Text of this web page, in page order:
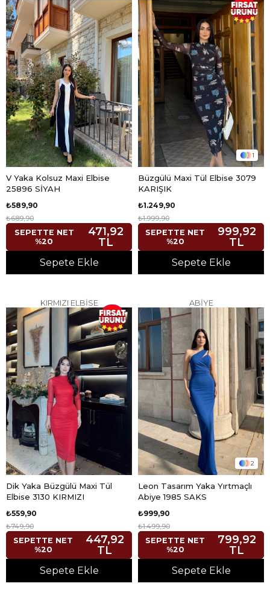
V Yaka Kolsuz Maxi Elbise
25896 SİYAH
₺589,90
₺689,90
SEPETTE NET
%20
471,92
TL
Sepete Ekle
1
Büzgülü Maxi Tül Elbise 3079
KARIŞIK
₺1.249,90
₺1.999,90
SEPETTE NET
%20
999,92
TL
Sepete Ekle
KIRMIZI ELBİSE
Dik Yaka Büzgülü Maxi Tül
Elbise 3130 KIRMIZI
₺559,90
₺749,90
SEPETTE NET
%20
447,92
TL
Sepete Ekle
ABİYE
2
Leon Tasarım Yaka Yırtmaçlı
Abiye 1985 SAKS
₺999,90
₺1.499,90
SEPETTE NET
%20
799,92
TL
Sepete Ekle